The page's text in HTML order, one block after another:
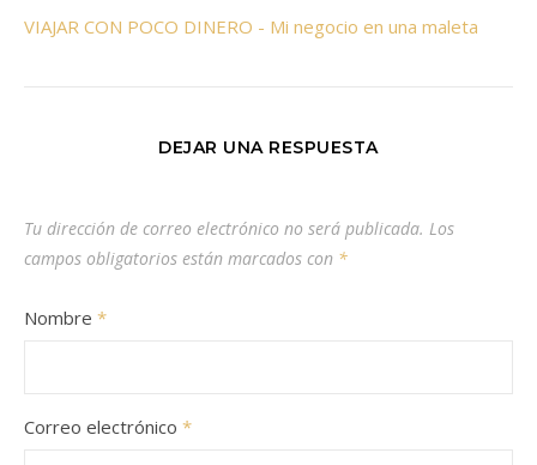
VIAJAR CON POCO DINERO - Mi negocio en una maleta
DEJAR UNA RESPUESTA
Tu dirección de correo electrónico no será publicada. Los
campos obligatorios están marcados con *
Nombre *
Correo electrónico *